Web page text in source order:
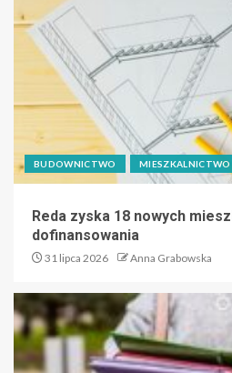
BUDOWNICTWO MIESZKALNICTWO
Reda zyska 18 nowych
dofinansowania
31 lipca 2026 Anna Grabowska